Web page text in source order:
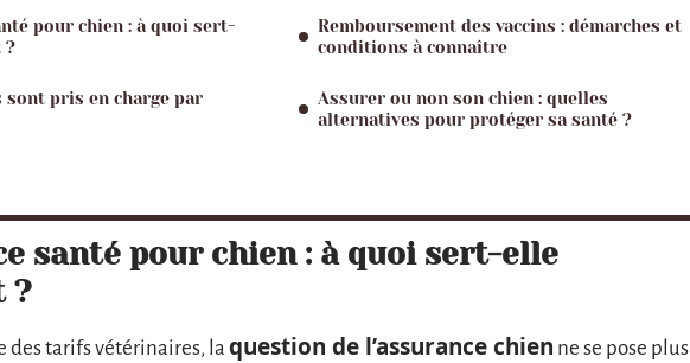
pour chien : à quoi sert-
?
sont pris en charge par
Remboursement des vaccins : démarches et
conditions à connaître
Assurer ou non son chien : quelles
alternatives pour protéger sa santé ?
santé pour chien : à quoi sert-elle
?
des tarifs vétérinaires, la question de l’assurance chien ne se pose plus